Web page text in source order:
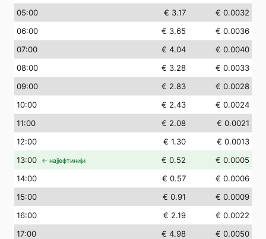
05:00 € 3.17
€ 0.0032
06:00 € 3.65
€ 0.0036
07:00 € 4.04
€ 0.0040
08:00 € 3.28
€ 0.0033
09:00 € 2.83
€ 0.0028
10:00 € 2.43
€ 0.0024
11:00 € 2.08
€ 0.0021
12:00 € 1.30
€ 0.0013
13:00 ← најјефтинији € 0.52
€ 0.0005
14:00 € 0.57
€ 0.0006
15:00 € 0.91
€ 0.0009
16:00 € 2.19
€ 0.0022
17:00 € 4.98
€ 0.0050